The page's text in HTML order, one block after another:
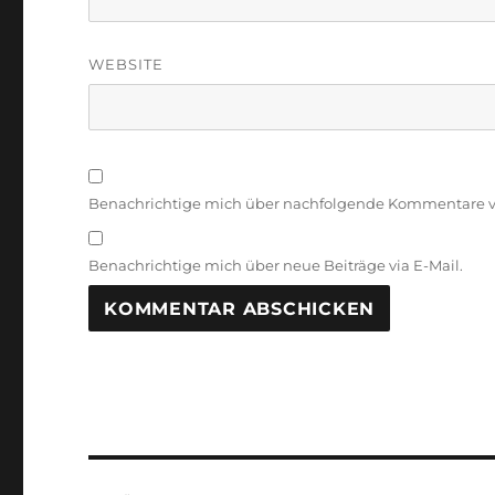
WEBSITE
Benachrichtige mich über nachfolgende Kommentare
Benachrichtige mich über neue Beiträge via E-Mail.